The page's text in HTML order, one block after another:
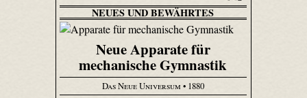
NEUES UND BEWÄHRTES
Neue Apparate für
mechanische Gymnastik
Das Neue Universum• 1880